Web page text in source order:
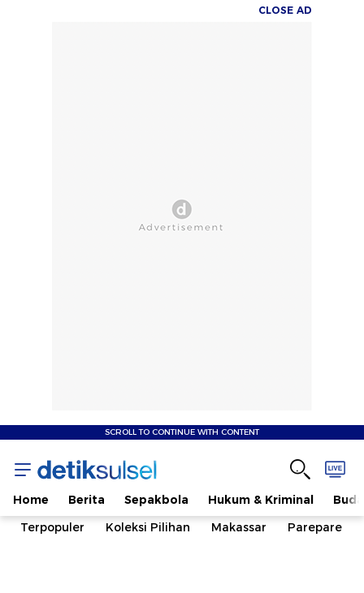
CLOSE AD
SCROLL TO CONTINUE WITH CONTENT
Home Berita Sepakbola Hukum & Kriminal
Terpopuler
Koleksi Pilihan Makassar Parepare